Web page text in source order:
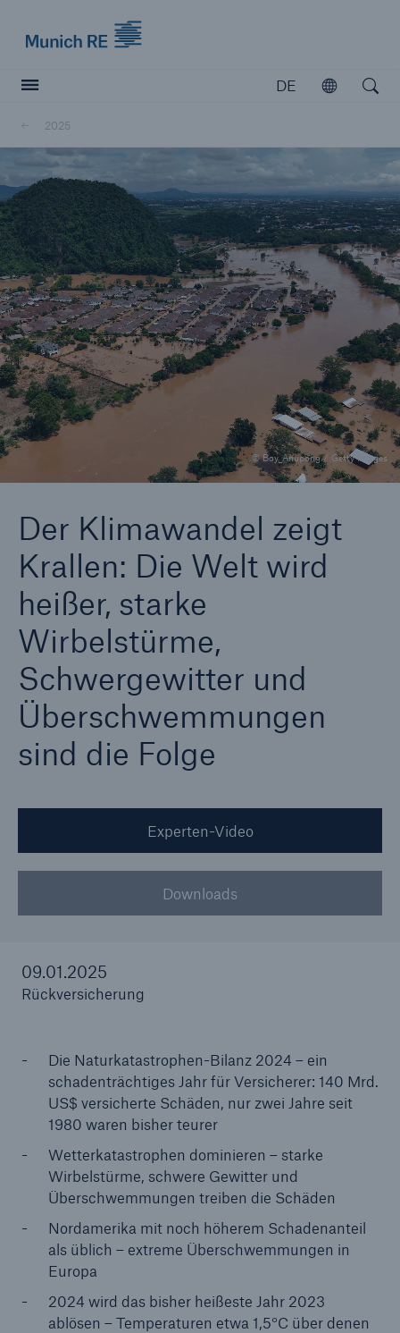
DE
Öffnen
2025
© Boy_Anupong / Getty Images
Der Klimawandel zeigt
Krallen: Die Welt wird
heißer, starke
Wirbelstürme,
Schwergewitter und
Überschwemmungen
sind die Folge
Experten-Video
Downloads
09.01.2025
Rückversicherung
Die Naturkatastrophen-Bilanz 2024 – ein
schadenträchtiges Jahr für Versicherer: 140 Mrd.
US$ versicherte Schäden, nur zwei Jahre seit
1980 waren bisher teurer
Wetterkatastrophen dominieren – starke
Wirbelstürme, schwere Gewitter und
Überschwemmungen treiben die Schäden
Nordamerika mit noch höherem Schadenanteil
als üblich – extreme Überschwemmungen in
Europa
2024 wird das bisher heißeste Jahr 2023
ablösen – Temperaturen etwa 1,5°C über denen
Versicherer
Unsere Lösungen für Versicherer
Our expert perspective for insurance
Marine Trend Radar 2025
Naturkatastrophen
versicherten Schäden aus Naturkatastrophen
seit 1980 beträgt
71.8%